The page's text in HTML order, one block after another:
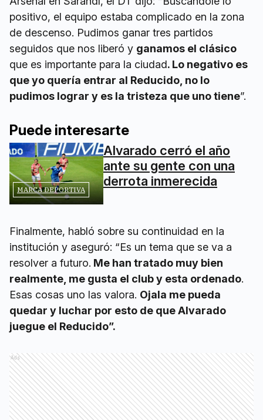
positivo, el equipo estaba complicado en la zona
de descenso. Pudimos ganar tres partidos
seguidos que nos liberó y ganamos el clásico
que es importante para la ciudad. Lo negativo es
que yo quería entrar al Reducido, no lo
pudimos lograr y es la tristeza que uno tiene”.
Puede interesarte
MARCA DEPORTIVA
Alvarado cerró el año
ante su gente con una
derrota inmerecida
Finalmente, habló sobre su continuidad en la
institución y aseguró: “Es un tema que se va a
resolver a futuro. Me han tratado muy bien
realmente, me gusta el club y esta ordenado.
Esas cosas uno las valora. Ojala me pueda
quedar y luchar por esto de que Alvarado
juegue el Reducido”.
Ads